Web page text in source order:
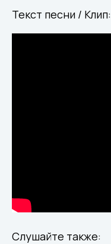
Текст песни / Клип:
Слушайте также: